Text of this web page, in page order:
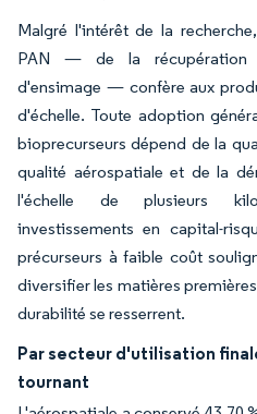
Malgré l'intérêt de la
PAN — de la récupération
d'ensimage — confère aux
d'échelle. Toute adoption
bioprecurseurs dépend de la
qualité aérospatiale et de la
l'échelle de plusieurs
investissements en capital-
précurseurs à faible coût
diversifier les matières
durabilité se resserrent.
Par secteur d'utilisation
tournant